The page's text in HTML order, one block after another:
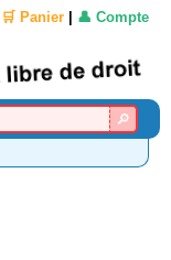
🛒 Panier 👤 Compte